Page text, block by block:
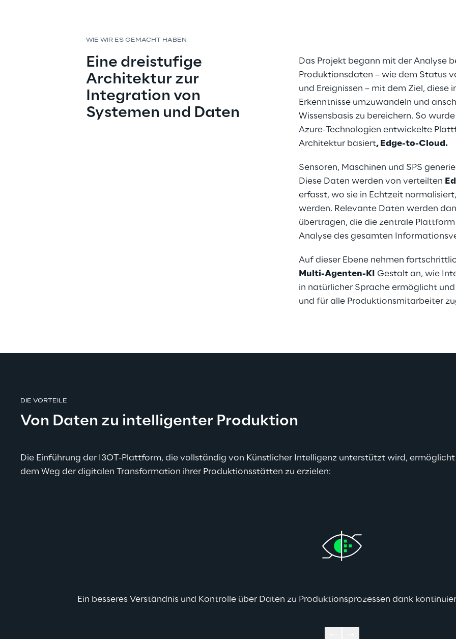
WIE WIR ES GEMACHT HABEN
Eine dreistufige
Architektur zur
Integration von
Systemen und Daten
Das Projekt begann mit der Analyse
Produktionsdaten – wie dem Status
und Ereignissen – mit dem Ziel,
Erkenntnisse umzuwandeln und
Wissensbasis zu bereichern. So
Azure-Technologien entwickelte
Architektur basiert, Edge-to-Cloud.
Sensoren, Maschinen und SPS
Diese Daten werden von verteilten
erfasst, wo sie in Echtzeit
werden. Relevante Daten werden
übertragen, die die zentrale
Analyse des gesamten
Auf dieser Ebene nehmen
Multi-Agenten-KI
Gestalt an, wie
in natürlicher Sprache ermöglicht
und für alle Produktionsmitarbeiter
DIE VORTEILE
Von Daten zu intelligenter Produktion
Die Einführung der I3OT-Plattform, die vollständig von Künstlicher Intelligenz unterstützt wird,
dem Weg der digitalen Transformation ihrer Produktionsstätten zu erzielen:
Ein besseres Verständnis und Kontrolle über Daten zu Produktionsprozessen dank